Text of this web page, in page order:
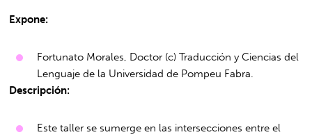
Expone:
Fortunato Morales, Doctor (c) Traducción y Ciencias del
Lenguaje de la Universidad de Pompeu Fabra.
Descripción:
Este taller se sumerge en las intersecciones entre el